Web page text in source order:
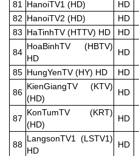
81 HanoiTV1 (HD) HD
82 HanoiTV2 (HD) HD
83 HaTinhTV (HTTV) HD HD
84
HoaBinhTV (HBTV)
HD
HD
85 HungYenTV (HY) HD HD
86
KienGiangTV (KTV)
(HD)
HD
87
KonTumTV (KRT)
(HD)
HD
88
LangsonTV1 (LSTV1)
HD
HD